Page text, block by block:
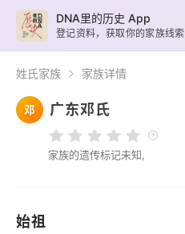
姓氏家族 家族详情
邓 广东邓氏
家族的遗传标记未知,
始祖
DNA里的历史 App
登记资料，获取你的家族线索